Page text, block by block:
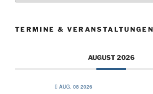
TERMINE & VERANSTALTUNGEN
AUGUST 2026
AUG. 08 2026